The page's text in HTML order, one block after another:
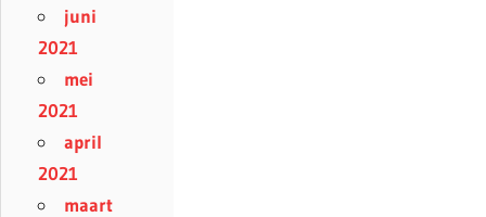
juni
2021
mei
2021
april
2021
maart